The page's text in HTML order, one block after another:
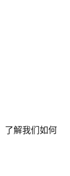
了解我们如何